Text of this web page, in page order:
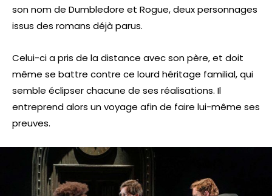
son nom de Dumbledore et Rogue, deux personnages
issus des romans déjà parus.
Celui-ci a pris de la distance avec son père, et doit
même se battre contre ce lourd héritage familial, qui
semble éclipser chacune de ses réalisations. Il
entreprend alors un voyage afin de faire lui-même ses
preuves.